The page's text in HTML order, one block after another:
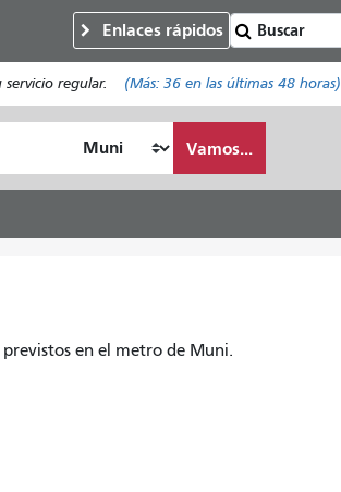
Enlaces rápidos
regular. (Más: 36en las últimas 48 horas)
Vamos...
en el metro de Muni.